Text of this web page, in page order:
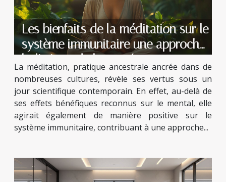
Les bienfaits de la méditation sur le
système immunitaire une approche
holistique de la santé
La méditation, pratique ancestrale ancrée dans de
nombreuses cultures, révèle ses vertus sous un
jour scientifique contemporain. En effet, au-delà de
ses effets bénéfiques reconnus sur le mental, elle
agirait également de manière positive sur le
système immunitaire, contribuant à une approche...